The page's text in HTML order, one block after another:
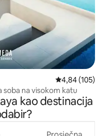
Prosječna
4,84 (105)
soba na visokom katu
kao destinacija